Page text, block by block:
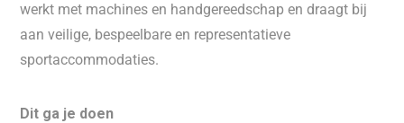
werkt met machines en handgereedschap en draagt bij
aan veilige, bespeelbare en representatieve
sportaccommodaties.
Dit ga je doen